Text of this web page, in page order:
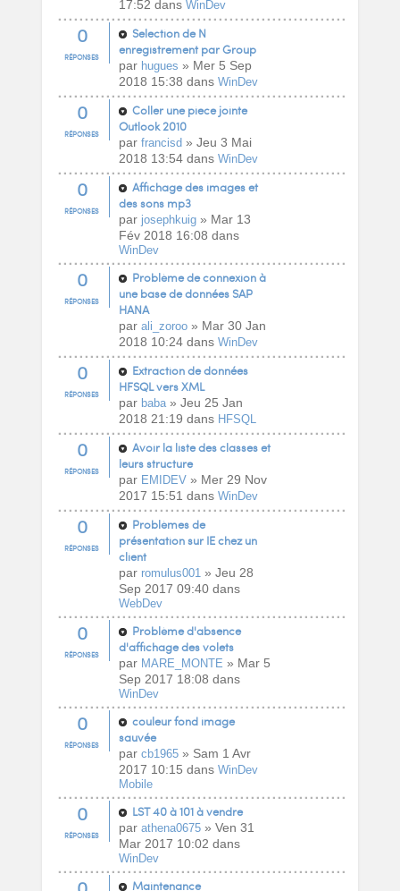
17:52 dans WinDev
0
RÉPONSES
Selection de N
enregistrement par Group
par hugues » Mer 5 Sep
2018 15:38 dans WinDev
0
RÉPONSES
Coller une piece jointe
Outlook 2010
par francisd» Jeu 3 Mai
2018 13:54 dans WinDev
0
RÉPONSES
Affichage des images et
des sons mp3
par josephkuig» Mar 13
Fév 2018 16:08 dans
WinDev
0
RÉPONSES
Problème de connexion à
une base de données SAP
HANA
par ali_zoroo» Mar 30 Jan
2018 10:24 dans WinDev
0
RÉPONSES
Extraction de données
HFSQL vers XML
par baba» Jeu 25 Jan
2018 21:19 dans HFSQL
0
RÉPONSES
Avoir la liste des classes et
leurs structure
par EMIDEV» Mer 29 Nov
2017 15:51 dans WinDev
0
RÉPONSES
Problèmes de
présentation sur IE chez un
client
par romulus001 » Jeu 28
Sep 2017 09:40 dans
WebDev
0
RÉPONSES
Problème d'absence
d'affichage des volets
par MARE_MONTE » Mar 5
Sep 2017 18:08 dans
WinDev
0
RÉPONSES
couleur fond image
sauvée
par cb1965» Sam 1 Avr
2017 10:15 dans WinDev
Mobile
0
RÉPONSES
LST 40 à 101 à vendre
par athena0675» Ven 31
Mar 2017 10:02 dans
WinDev
Maintenance